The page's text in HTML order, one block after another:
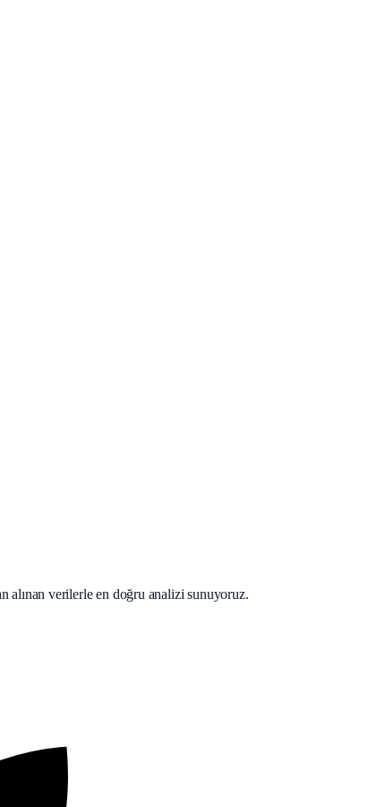
alınan verilerle en doğru analizi sunuyoruz.